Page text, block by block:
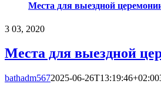
Места для выездной
3 03, 2020
Места для выездной
bathadm5672025-06-26T13:19:46+02:00